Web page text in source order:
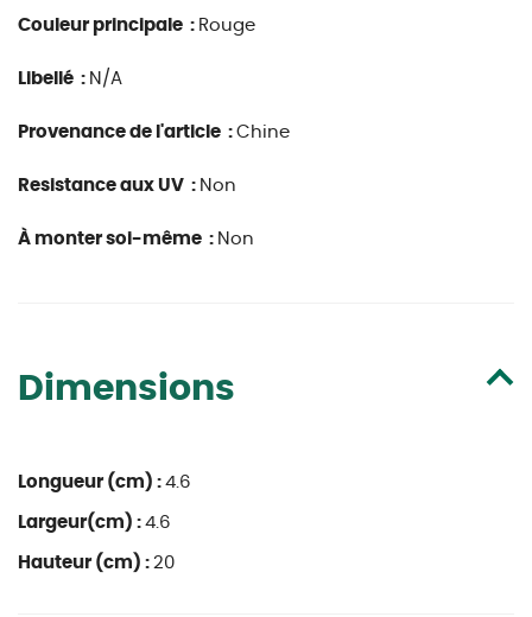
Couleur principale : Rouge
Libellé : N/A
Provenance de l'article : Chine
Resistance aux UV : Non
À monter soi-même : Non
Dimensions
Longueur (cm) : 4.6
Largeur(cm) : 4.6
Hauteur (cm) : 20